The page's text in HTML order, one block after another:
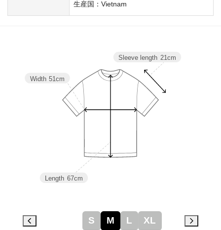
生産国：Vietnam
Sleeve length 21cm
Length 67cm
Width 51cm
S M L XL